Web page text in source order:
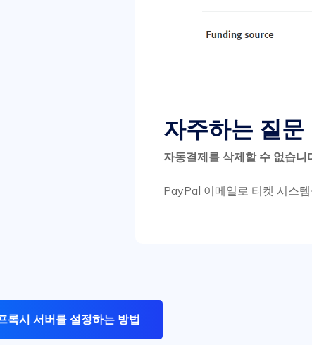
자주하는 질문
자동결제를 삭제할 수 없습니
PayPal 이메일로 티켓 시스
록시 서버를 설정하는 방법